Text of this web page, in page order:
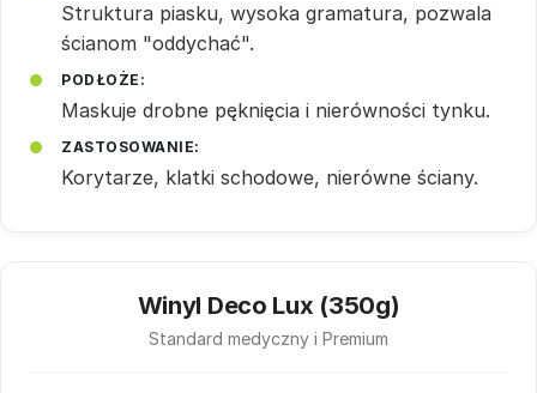
Struktura piasku, wysoka gramatura, pozwala
ścianom "oddychać".
PODŁOŻE:
Maskuje drobne pęknięcia i nierówności tynku.
ZASTOSOWANIE:
Korytarze, klatki schodowe, nierówne ściany.
Winyl Deco Lux (350g)
Standard medyczny i Premium